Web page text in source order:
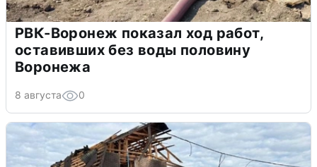
РВК-Воронеж показал ход работ,
оставивших без воды половину
Воронежа
8 августа 0